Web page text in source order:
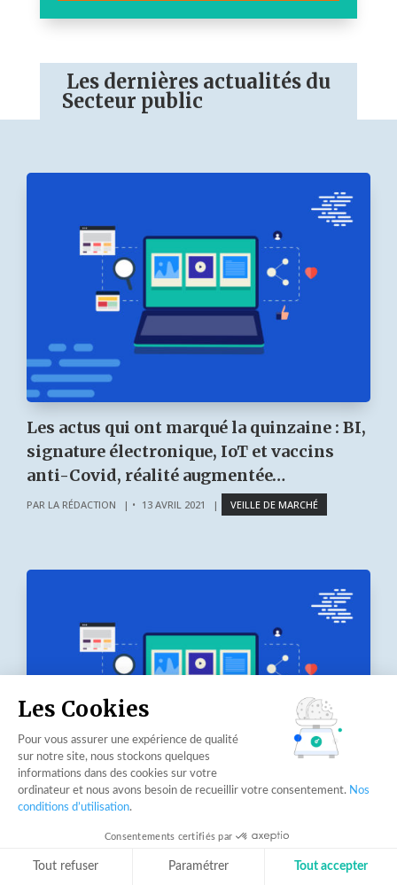
Les dernières actualités du
Secteur public
Les actus qui ont marqué la quinzaine : BI,
signature électronique, IoT et vaccins
anti-Covid, réalité augmentée…
PAR LA RÉDACTION | 13 AVRIL 2021 | VEILLE DE MARCHÉ
adoption de l’IA, partage de données,
expérience client, recrutement,…
Les Cookies
Pour vous assurer une expérience de qualité
sur notre site, nous stockons quelques
informations dans des cookies sur votre
ordinateur et nous avons besoin de recueillir votre consentement. Nos
conditions d’utilisation.
Consentements certifiés par
Tout refuser Paramétrer Tout accepter